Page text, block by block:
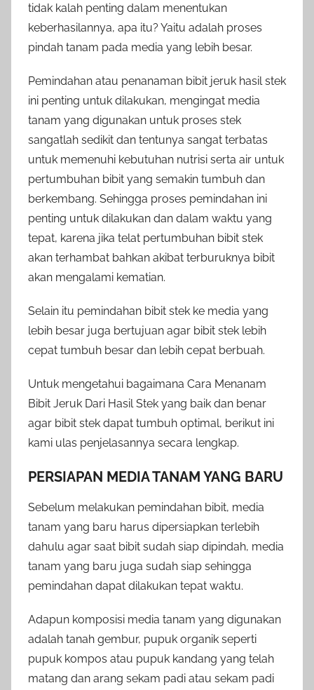
tidak kalah penting dalam menentukan
keberhasilannya, apa itu? Yaitu adalah proses
pindah tanam pada media yang lebih besar.
Pemindahan atau penanaman bibit jeruk hasil stek
ini penting untuk dilakukan, mengingat media
tanam yang digunakan untuk proses stek
sangatlah sedikit dan tentunya sangat terbatas
untuk memenuhi kebutuhan nutrisi serta air untuk
pertumbuhan bibit yang semakin tumbuh dan
berkembang. Sehingga proses pemindahan ini
penting untuk dilakukan dan dalam waktu yang
tepat, karena jika telat pertumbuhan bibit stek
akan terhambat bahkan akibat terburuknya bibit
akan mengalami kematian.
Selain itu pemindahan bibit stek ke media yang
lebih besar juga bertujuan agar bibit stek lebih
cepat tumbuh besar dan lebih cepat berbuah.
Untuk mengetahui bagaimana Cara Menanam
Bibit Jeruk Dari Hasil Stek yang baik dan benar
agar bibit stek dapat tumbuh optimal, berikut ini
kami ulas penjelasannya secara lengkap.
PERSIAPAN MEDIA TANAM YANG BARU
Sebelum melakukan pemindahan bibit, media
tanam yang baru harus dipersiapkan terlebih
dahulu agar saat bibit sudah siap dipindah, media
tanam yang baru juga sudah siap sehingga
pemindahan dapat dilakukan tepat waktu.
Adapun komposisi media tanam yang digunakan
adalah tanah gembur, pupuk organik seperti
pupuk kompos atau pupuk kandang yang telah
matang dan arang sekam padi atau sekam padi